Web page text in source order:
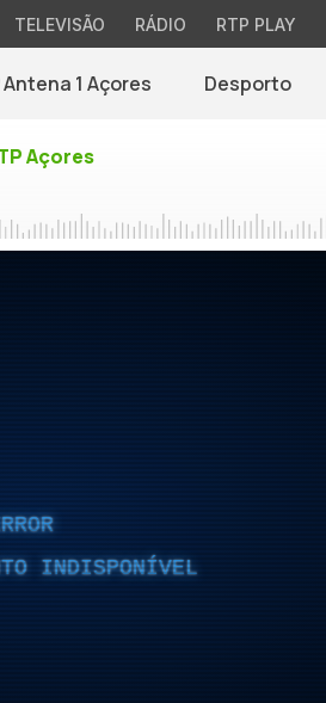
TELEVISÃO RÁDIO RTP PLAY
Antena 1 Açores Desporto
Açores
INDISPONÍVEL